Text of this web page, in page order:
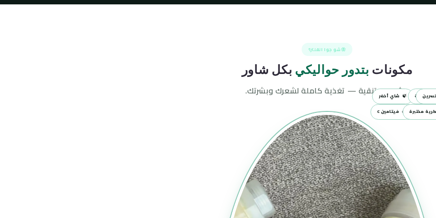
شو جوا الفلتر؟
مكونات بتدور حواليكي بكل شاور
مش بس تنقية — تغذية كاملة لشعرك وبشرتك.
سمكي حلال 🍊 فيتامين C
🍃 شاي أخضر حليبية
مختبرة